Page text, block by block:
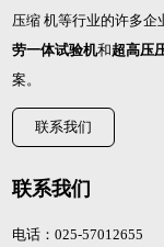
压缩 机等行业的许多
劳一体试验机和超高压
案。
联系我们
联系我们
电话：025-57012655